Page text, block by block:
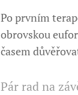
Po prvním
obrovskou
časem
Pár rad na